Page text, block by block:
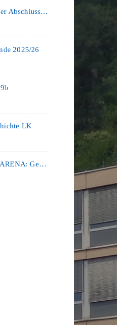
Schulfest am HSG: Gelungener Abschluss eines ereignisreichen Schuljahres
2025/26
LK
Kooperation mit der KLIMA ARENA: Gemeinsam für Nachhaltigkeit und Klimaschutz